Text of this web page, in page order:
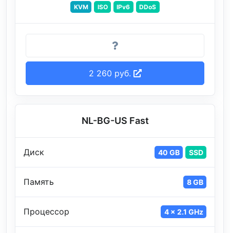
KVM ISO IPv6 DDoS
2 260 руб.
NL-BG-US Fast
Диск 40 GB SSD
Память 8 GB
Процессор 4 x 2.1 GHz